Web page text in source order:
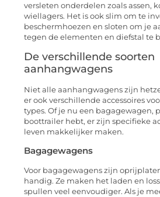
versleten onderdelen zoals assen,
wiellagers. Het is ook slim om te
beschermhoezen en sloten om je
tegen de elementen en diefstal te
De verschillende soorten
aanhangwagens
Niet alle aanhangwagens zijn
er ook verschillende accessoires
types. Of je nu een bagagewagen,
boottrailer hebt, er zijn specifieke
leven makkelijker maken.
Bagagewagens
Voor bagagewagens zijn
handig. Ze maken het laden en
spullen veel eenvoudiger. Als je